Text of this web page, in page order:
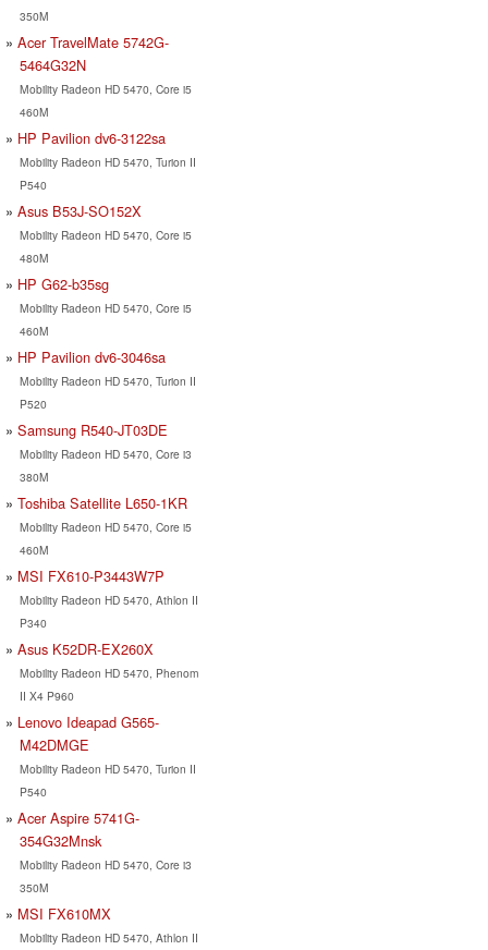
350M
Acer TravelMate 5742G-
5464G32N
Mobility Radeon HD 5470, Core i5
460M
HP Pavilion dv6-3122sa
Mobility Radeon HD 5470, Turion II
P540
Asus B53J-SO152X
Mobility Radeon HD 5470, Core i5
480M
HP G62-b35sg
Mobility Radeon HD 5470, Core i5
460M
HP Pavilion dv6-3046sa
Mobility Radeon HD 5470, Turion II
P520
Samsung R540-JT03DE
Mobility Radeon HD 5470, Core i3
380M
Toshiba Satellite L650-1KR
Mobility Radeon HD 5470, Core i5
460M
MSI FX610-P3443W7P
Mobility Radeon HD 5470, Athlon II
P340
Asus K52DR-EX260X
Mobility Radeon HD 5470, Phenom
II X4 P960
Lenovo Ideapad G565-
M42DMGE
Mobility Radeon HD 5470, Turion II
P540
Acer Aspire 5741G-
354G32Mnsk
Mobility Radeon HD 5470, Core i3
350M
MSI FX610MX
Mobility Radeon HD 5470, Athlon II